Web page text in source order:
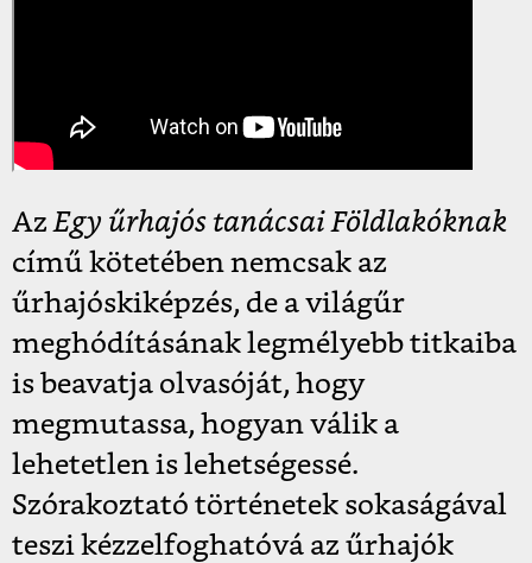
AzEgy űrhajós tanácsai Földlakóknak
című kötetében nemcsak az
űrhajóskiképzés, de a világűr
meghódításának legmélyebb titkaiba
is beavatja olvasóját, hogy
megmutassa, hogyan válik a
lehetetlen is lehetségessé.
Szórakoztató történetek sokaságával
teszi kézzelfoghatóvá az űrhajók